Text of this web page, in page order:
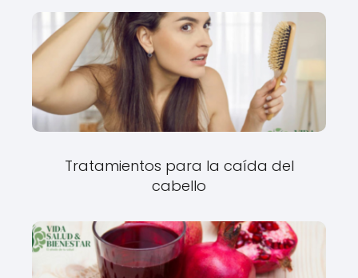
Tratamientos para la caída del
cabello